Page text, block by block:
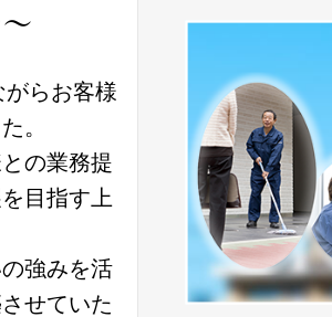
らお客様
。
の業務提
目指す上
強みを活
せていた